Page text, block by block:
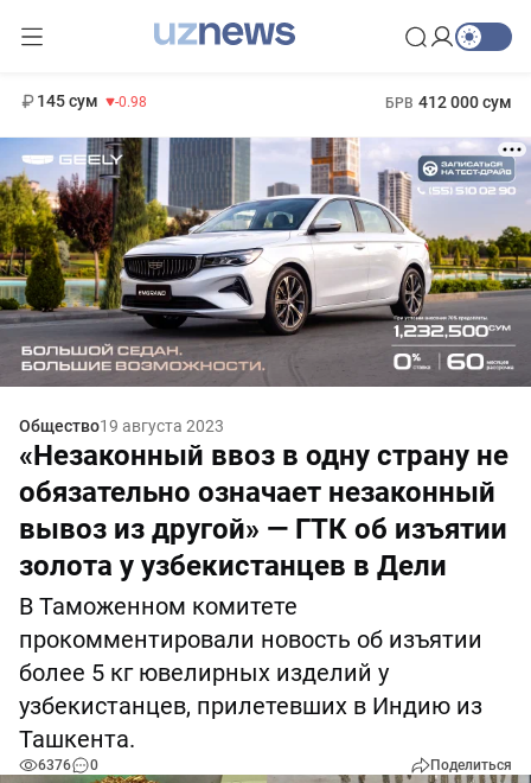
145 сум -0.98 БРВ 412 000 сум
Общество19 августа 2023
«Незаконный ввоз в одну страну не
обязательно означает незаконный
вывоз из другой» — ГТК об изъятии
золота у узбекистанцев в Дели
В Таможенном комитете
прокомментировали новость об изъятии
более 5 кг ювелирных изделий у
узбекистанцев, прилетевших в Индию из
Ташкента.
6376 0 Поделиться